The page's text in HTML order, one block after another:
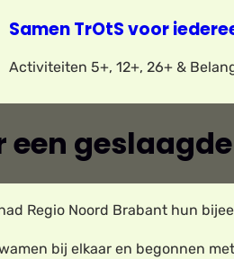
Samen TrOtS voor
Activiteiten 5+, 12+, 26+ &
een
Regio Noord Brabant hun
bij elkaar en begonnen